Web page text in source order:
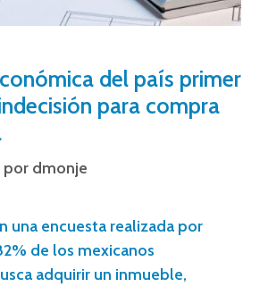
del país primer
para compra
por dmonje
una encuesta realizada por
de los mexicanos
adquirir un inmueble,